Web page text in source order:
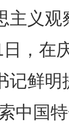
主义
，在
鲜明
中国